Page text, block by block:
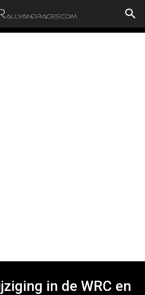
in de WRC en